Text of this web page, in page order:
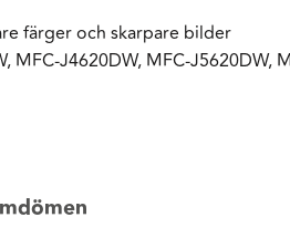
färger och skarpare bilder
J4620DW, MFC-J5620DW,